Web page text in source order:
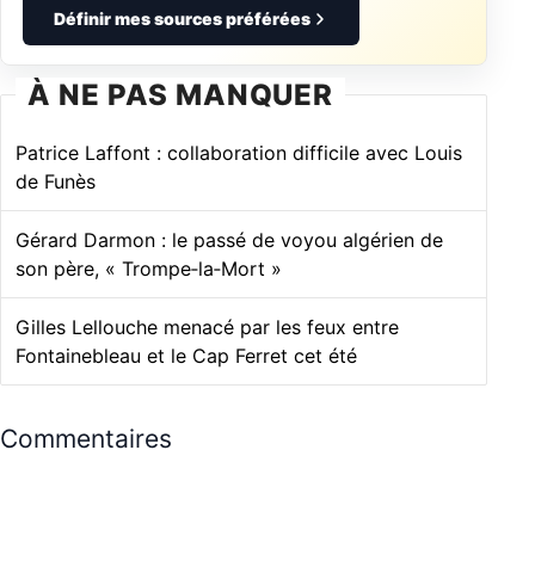
Définir mes sources préférées
À NE PAS MANQUER
Patrice Laffont : collaboration difficile avec Louis
de Funès
Gérard Darmon : le passé de voyou algérien de
son père, « Trompe‑la‑Mort »
Gilles Lellouche menacé par les feux entre
Fontainebleau et le Cap Ferret cet été
Commentaires